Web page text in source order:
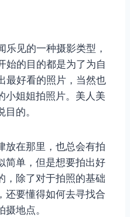
乐见的一种摄影类型，
始的目的都是为了为自
最好看的照片，当然也
小姐姐拍照片。美人美
的。
放在那里，也总会有拍
简单，但是想要拍出好
，除了对于拍照的基础
还要懂得如何去寻找合
地点。